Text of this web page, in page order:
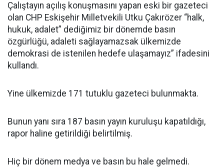
Çalıştayın açılış konuşmasını yapan eski bir gazeteci
olan CHP Eskişehir Milletvekili Utku Çakırözer “halk,
hukuk, adalet” dediğimiz bir dönemde basın
özgürlüğü, adaleti sağlayamazsak ülkemizde
demokrasi de istenilen hedefe ulaşamayız” ifadesini
kullandı.
Yine ülkemizde 171 tutuklu gazeteci bulunmakta.
Bunun yanı sıra 187 basın yayın kuruluşu kapatıldığı,
rapor haline getirildiği belirtilmiş.
Hiç bir dönem medya ve basın bu hale gelmedi.